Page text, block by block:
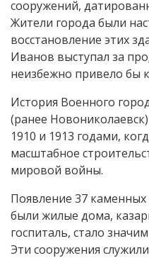
сооружений,
Жители города были
восстановление этих
Иванов выступал за
неизбежно привело бы к
История Военного
(ранее
1910 и 1913 годами,
масштабное
мировой войны.
Появление 37
были жилые дома,
госпиталь, стало
Эти сооружения